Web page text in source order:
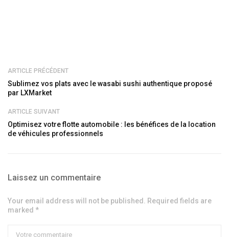
ARTICLE PRÉCÉDENT
Sublimez vos plats avec le wasabi sushi authentique proposé
par LXMarket
ARTICLE SUIVANT
Optimisez votre flotte automobile : les bénéfices de la location
de véhicules professionnels
Laissez un commentaire
Your email address will not be published. Required fields are
marked *